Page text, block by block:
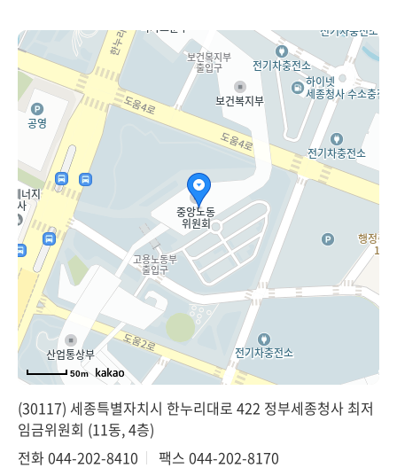
50m
(30117) 세종특별자치시 한누리대로 422 정부세종청사 최저
임금위원회 (11동, 4층)
전화044-202-8410 팩스 044-202-8170